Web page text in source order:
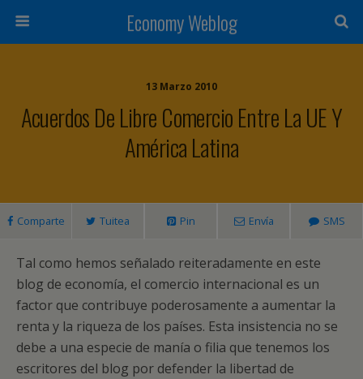
Economy Weblog
13 Marzo 2010
Acuerdos De Libre Comercio Entre La UE Y
América Latina
Comparte Tuitea Pin Envía SMS
Tal como hemos señalado reiteradamente en este
blog de economía, el comercio internacional es un
factor que contribuye poderosamente a aumentar la
renta y la riqueza de los países. Esta insistencia no se
debe a una especie de manía o filia que tenemos los
escritores del blog por defender la libertad de